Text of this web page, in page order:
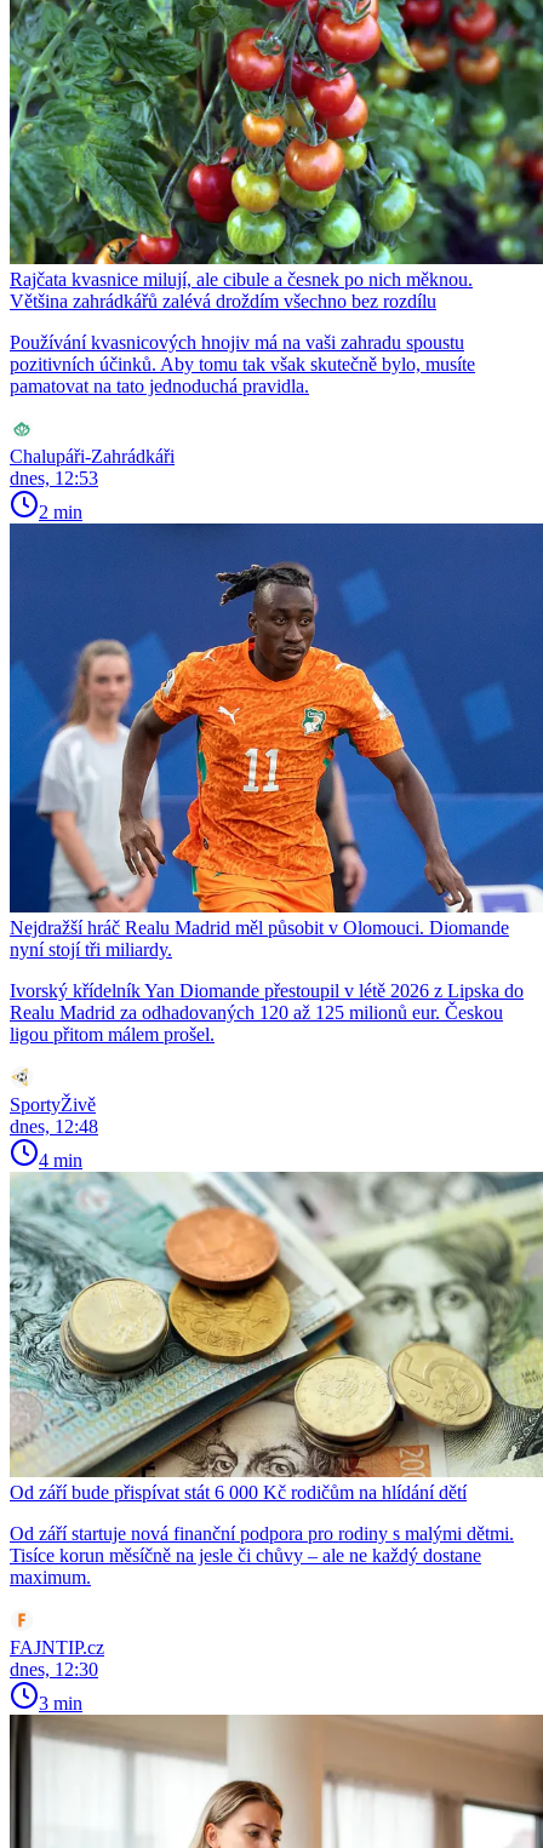
Rajčata kvasnice milují, ale cibule a česnek po nich měknou.
Většina zahrádkářů zalévá droždím všechno bez rozdílu
Používání kvasnicových hnojiv má na vaši zahradu spoustu
pozitivních účinků. Aby tomu tak však skutečně bylo, musíte
pamatovat na tato jednoduchá pravidla.
Chalupáři-Zahrádkáři
dnes, 12:53
2 min
Nejdražší hráč Realu Madrid měl působit v Olomouci. Diomande
nyní stojí tři miliardy.
Ivorský křídelník Yan Diomande přestoupil v létě 2026 z Lipska do
Realu Madrid za odhadovaných 120 až 125 milionů eur. Českou
ligou přitom málem prošel.
SportyŽivě
dnes, 12:48
4 min
Od září bude přispívat stát 6 000 Kč rodičům na hlídání dětí
Od září startuje nová finanční podpora pro rodiny s malými dětmi.
Tisíce korun měsíčně na jesle či chůvy – ale ne každý dostane
maximum.
FAJNTIP.cz
dnes, 12:30
3 min